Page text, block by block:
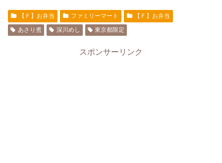
【Ｆ】お弁当 ファミリーマート
【Ｆ】お弁当
あさり煮
深川めし 東京都限定
スポンサーリンク